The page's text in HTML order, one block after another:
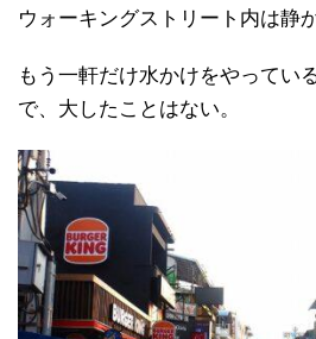
ウォーキングストリート内は静
もう一軒だけ水かけをやってい
で、大したことはない。